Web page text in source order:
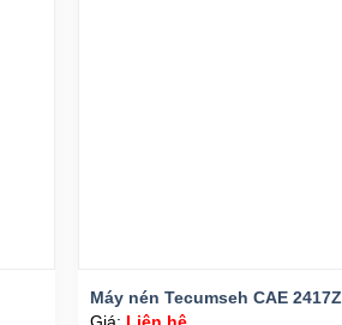
Máy nén Tecumseh CAE 2417Z